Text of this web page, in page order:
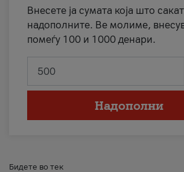
Внесете ја сумата која што
надополните. Ве молиме,
помеѓу 100 и 1000 денари.
Надополни
Бидете во тек